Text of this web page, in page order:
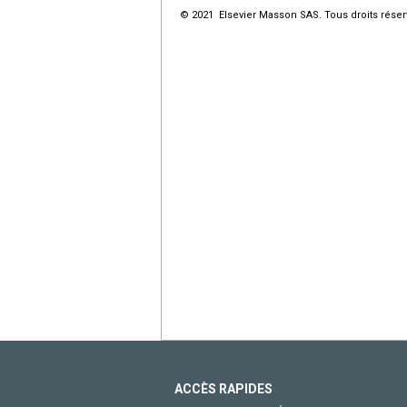
© 2021 Elsevier Masson SAS. Tous droits
ACCÈS RAPIDES